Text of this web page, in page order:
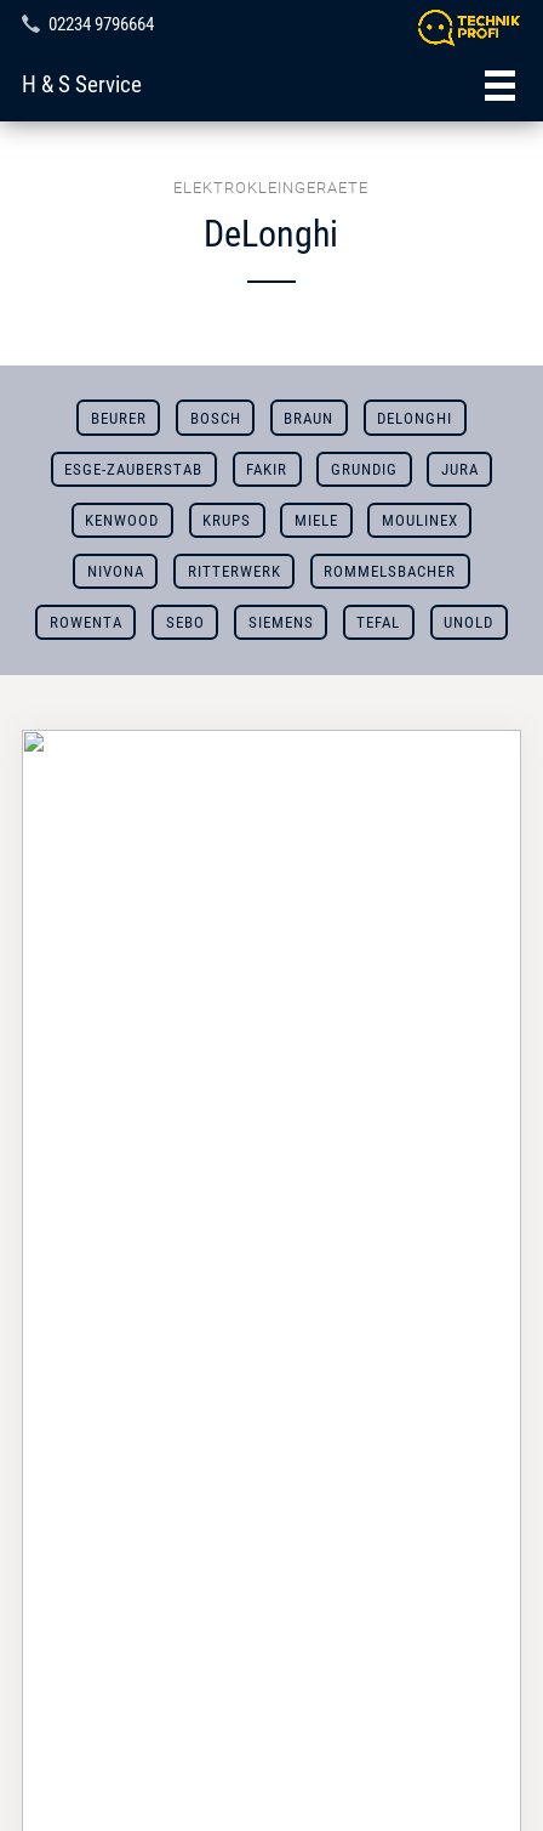
02234 9796664
H & S Service
ELEKTROKLEINGERAETE
DeLonghi
BEURER BOSCH BRAUN DELONGHI
ESGE-ZAUBERSTAB FAKIR GRUNDIG JURA
KENWOOD KRUPS MIELE MOULINEX
NIVONA RITTERWERK ROMMELSBACHER
ROWENTA SEBO SIEMENS TEFAL UNOLD